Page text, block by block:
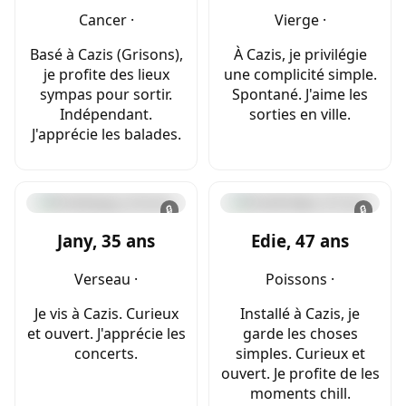
Cancer ·
Basé à Cazis (Grisons),
je profite des lieux
sympas pour sortir.
Indépendant.
J'apprécie les balades.
Vierge ·
À Cazis, je privilégie
une complicité simple.
Spontané. J'aime les
sorties en ville.
🔒
Jany, 35 ans
Verseau ·
Je vis à Cazis. Curieux
et ouvert. J'apprécie les
concerts.
🔒
Edie, 47 ans
Poissons ·
Installé à Cazis, je
garde les choses
simples. Curieux et
ouvert. Je profite de les
moments chill.